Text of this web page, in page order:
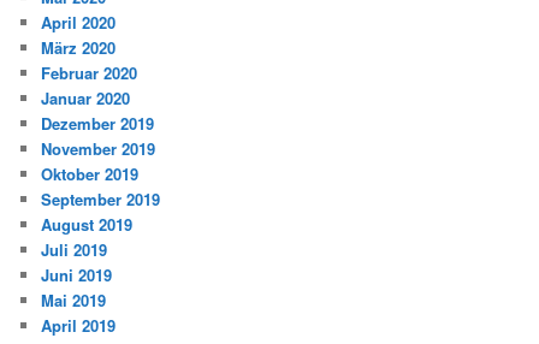
April 2020
März 2020
Februar 2020
Januar 2020
Dezember 2019
November 2019
Oktober 2019
September 2019
August 2019
Juli 2019
Juni 2019
Mai 2019
April 2019